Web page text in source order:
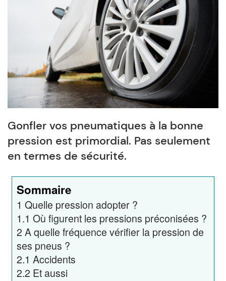
Gonfler vos pneumatiques à la bonne
pression est primordial. Pas seulement
en termes de sécurité.
Sommaire
1 Quelle pression adopter ?
1.1 Où figurent les pressions préconisées ?
2 A quelle fréquence vérifier la pression de
ses pneus ?
2.1 Accidents
2.2 Et aussi